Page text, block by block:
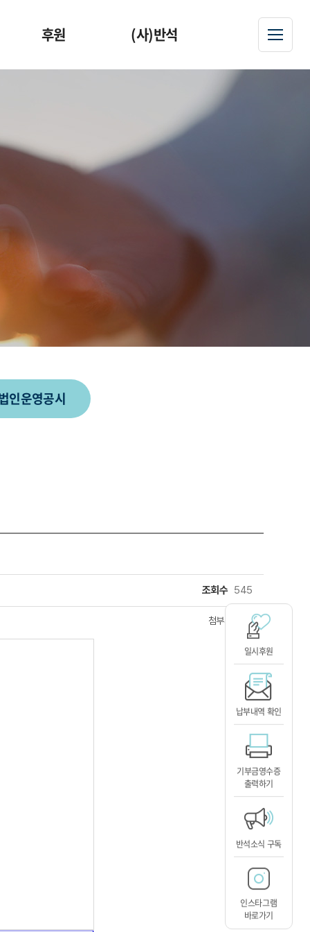
후원 (사)반석
인운영공시
조회수 545
첨부파일 2)
일시후원
납부내역 확인
기부금영수증
출력하기
반석소식 구독
인스타그램
바로가기